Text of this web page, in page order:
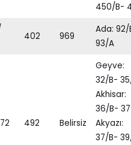
450/B-
402 969
Ada: 92/
93/A
492 Belirsiz
Geyve:
32/B-
Akhisar:
36/B-
Akyazı:
37/B-